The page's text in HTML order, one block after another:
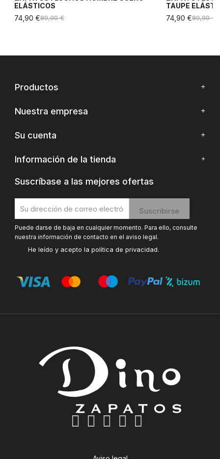
ELÁSTICOS
74,90 €89,90 €
TAUPE
74,90 €89,90 €
Productos
Nuestra empresa
Su cuenta
Información de la tienda
Suscríbase a las mejores ofertas
Puede darse de baja en cualquier momento. Para ello, consulte
nuestra información de contacto en el aviso legal.
He leído y acepto la política de privacidad.